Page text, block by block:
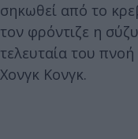
σηκωθεί από το
τον φρόντιζε η
τελευταία του
Χονγκ Κονγκ.